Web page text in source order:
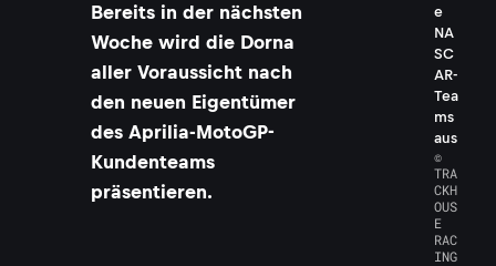
Bereits in der nächsten
Woche wird die Dorna
aller Voraussicht nach
den neuen Eigentümer
des Aprilia-MotoGP-
Kundenteams
präsentieren.
e
NA
SC
AR-
Tea
ms
aus
©
TRA
CKH
OUS
E
RAC
ING